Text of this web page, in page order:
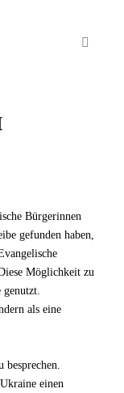
Bürgerinnen
gefunden haben,
Möglichkeit zu
genutzt.
als eine
einen